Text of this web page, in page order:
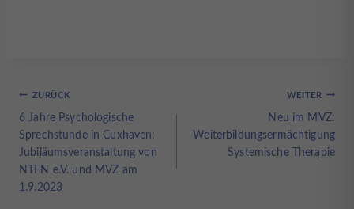
Beitragsnavigation
ZURÜCK
6 Jahre Psychologische
Sprechstunde in Cuxhaven:
Jubiläumsveranstaltung von
NTFN e.V. und MVZ am
1.9.2023
WEITER
Neu im MVZ:
Weiterbildungsermächtigung
Systemische Therapie